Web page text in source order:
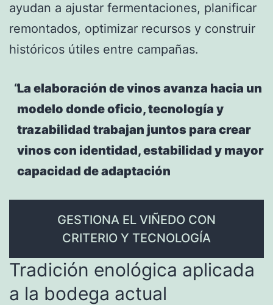
ayudan a ajustar fermentaciones, planificar
remontados, optimizar recursos y construir
históricos útiles entre campañas.
La elaboración de vinos avanza hacia un
modelo donde oficio, tecnología y
trazabilidad trabajan juntos para crear
vinos con identidad, estabilidad y mayor
capacidad de adaptación
GESTIONA EL VIÑEDO CON
CRITERIO Y TECNOLOGÍA
Tradición enológica aplicada
a la bodega actual